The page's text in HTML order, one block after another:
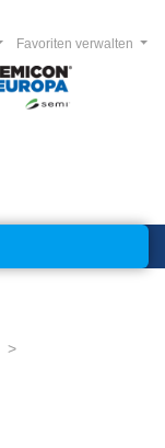
Favoriten verwalten